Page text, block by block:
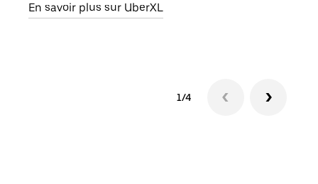
En savoir plus sur UberXL
1/4